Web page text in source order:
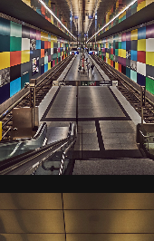
Haltestelle
Brauchle-
X-T3 |Blende : f/8 |
: 1/4s |ISO: